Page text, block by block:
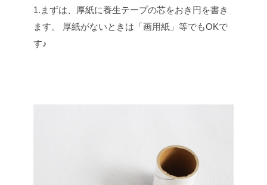
1.まずは、厚紙に養生テープの芯をおき円を書き
ます。
厚紙がないときは「画用紙」等でもOKで
す♪